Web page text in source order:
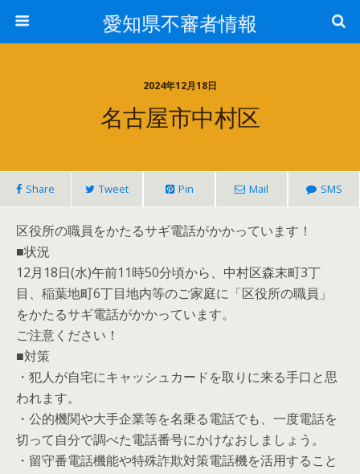
愛知県不審者情報
2024年12月18日
名古屋市中村区
Share Tweet Pin Mail SMS
区役所の職員をかたるサギ電話がかかっています！
■状況
12月18日(水)午前11時50分頃から、中村区森末町3丁
目、稲葉地町6丁目地内等のご家庭に「区役所の職員」
をかたるサギ電話がかかっています。
ご注意ください！
■対策
・犯人が自宅にキャッシュカードを取りに来る手口と思
われます。
・公的機関や大手企業等を名乗る電話でも、一度電話を
切って自分で調べた電話番号にかけなおしましょう。
・留守番電話機能や特殊詐欺対策電話機を活用すること